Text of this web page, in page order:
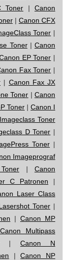
Toner |Canon
| Canon CFX
Toner |
Toner| Canon
EP Toner |
Fax Toner |
| Canon Fax JX
Toner |Canon
Toner | Canon I
Toner
D Toner |
Toner |
Imageprograf
| Canon
C Patronen |
Laser Class
Toner |
| Canon MP
Canon Multipass
|Canon N
|Canon NP